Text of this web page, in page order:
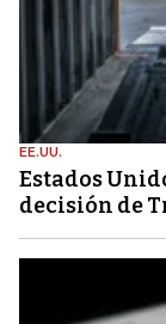
EE.UU.
Estados
decisión de